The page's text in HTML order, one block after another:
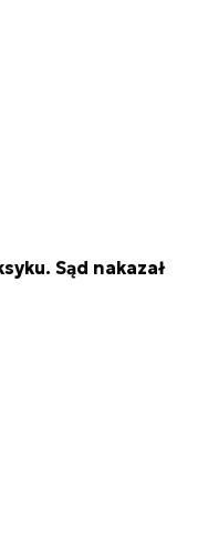
Sąd nakazał